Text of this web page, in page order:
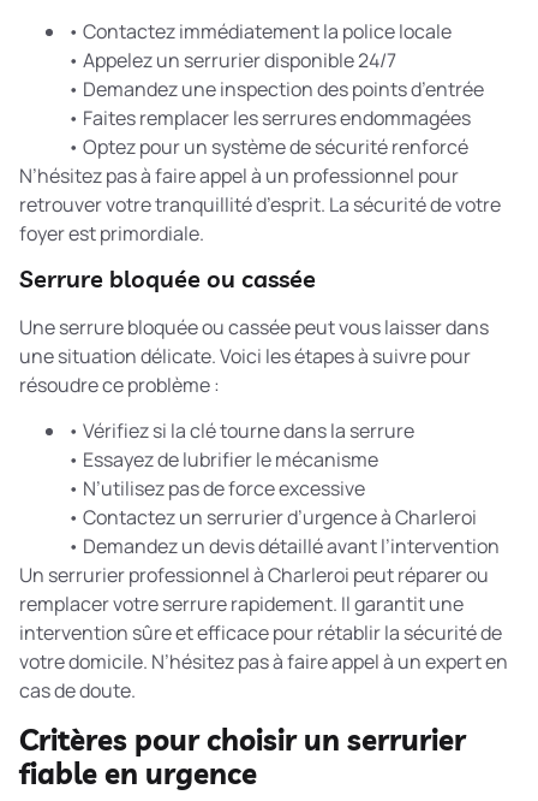
• Contactez immédiatement la police locale
• Appelez un serrurier disponible 24/7
• Demandez une inspection des points d’entrée
• Faites remplacer les serrures endommagées
• Optez pour un système de sécurité renforcé
N’hésitez pas à faire appel à un professionnel pour
retrouver votre tranquillité d’esprit. La sécurité de votre
foyer est primordiale.
Serrure bloquée ou cassée
Une serrure bloquée ou cassée peut vous laisser dans
une situation délicate. Voici les étapes à suivre pour
résoudre ce problème :
• Vérifiez si la clé tourne dans la serrure
• Essayez de lubrifier le mécanisme
• N’utilisez pas de force excessive
• Contactez un serrurier d’urgence à Charleroi
• Demandez un devis détaillé avant l’intervention
Un serrurier professionnel à Charleroi peut réparer ou
remplacer votre serrure rapidement. Il garantit une
intervention sûre et efficace pour rétablir la sécurité de
votre domicile. N’hésitez pas à faire appel à un expert en
cas de doute.
Critères pour choisir un serrurier
fiable en urgence